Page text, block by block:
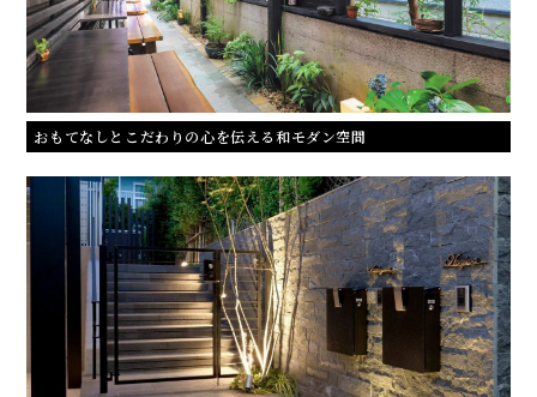
おもてなしとこだわりの心を伝える和モダン空間